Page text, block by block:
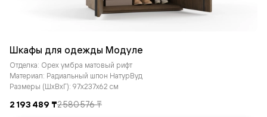
Шкафы для одежды Модуле
Отделка: Орех умбра матовый рифт
Материал: Радиальный шпон НатурВуд
Размеры (ШxВxГ): 97x237x62 см
2 193 489 ₸2 580 576 ₸